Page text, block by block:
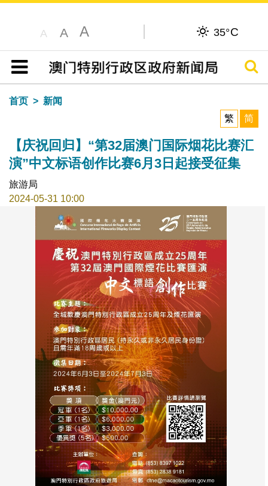
A A A 35°C
目录
搜寻
首页
新闻
繁
简
【庆祝回归】“第32届澳门国际烟花比赛汇
演”中文标语创作比赛6月3日起接受征集
旅游局
2024-05-31 10:00